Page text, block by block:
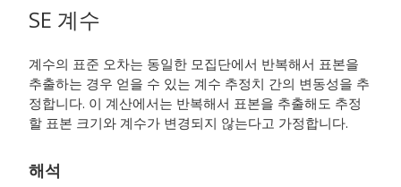
SE 계수
계수의 표준 오차는 동일한 모집단에서 반복해서 표본을
추출하는 경우 얻을 수 있는 계수 추정치 간의 변동성을 추
정합니다. 이 계산에서는 반복해서 표본을 추출해도 추정
할 표본 크기와 계수가 변경되지 않는다고 가정합니다.
해석